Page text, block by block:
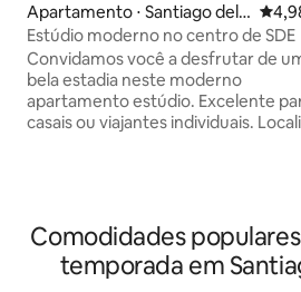
Apartamento ⋅ Santiago del E
stero
4,98
Estúdio moderno no centro de SDE
Convidamos você a desfrutar de
bela estadia neste moderno
apartamento estúdio. Excelente
casais ou viajantes individuais.
Único, a 1 minuto a pé do Parque
Aguirre, a 2 minutos a pé dos bares
Avenida Roca e a 5 quarteirões da
Comodidades
temporada em